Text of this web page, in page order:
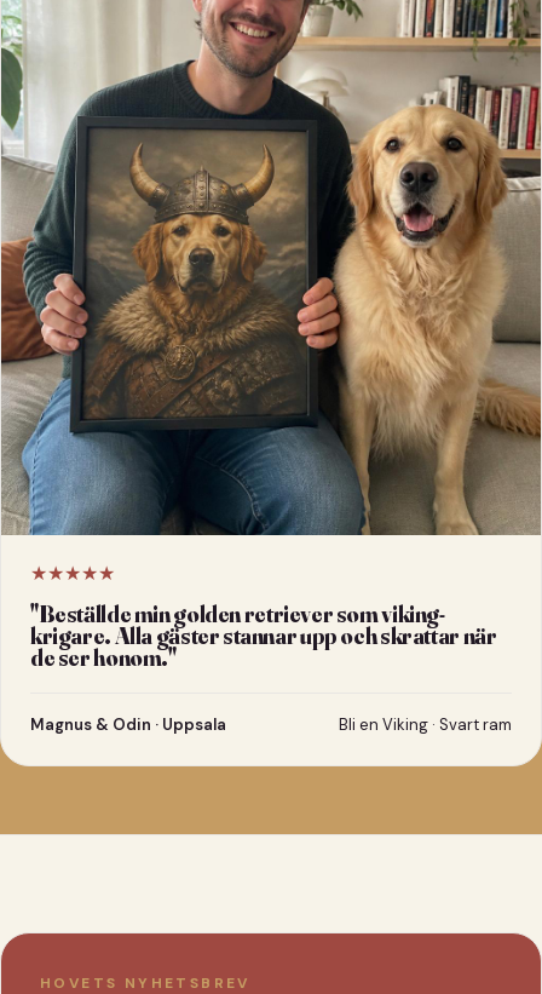
★★★★★
"Beställde min golden retriever som viking-
krigare. Alla gäster stannar upp och skrattar när
de ser honom."
Magnus & Odin · Uppsala Bli en Viking · Svart ram
HOVETS NYHETSBREV